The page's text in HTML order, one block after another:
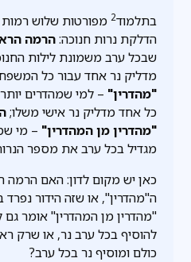
בתלמוד2 מפורטות שלוש
הדלקת נרות חנוכה:הרמה
שבכל ערב משמונת לילות
מדליק נר אחד עבור כל
"מהדרין" – למי שמהדרים
כל אחד מדליק נר אישי משלו;
"מהדרין מן המהדרין" – מי
מגדיל בכל ערב את מספר
כאן יש מקום לדון: האם
ה"מהדרין", או שזה הידור
"מהדרין מן המהדרין" אומר גם
להוסיף בכל ערב נר, או שרק
כולם ומוסיף נר בכל ערב?